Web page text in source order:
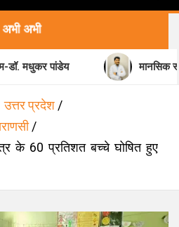
अभी अभी
मानसिक स्वास्थ्य के क्षेत्र में
उत्तर प्रदेश
के 60 प्रतिशत बच्चे घोषित हुए